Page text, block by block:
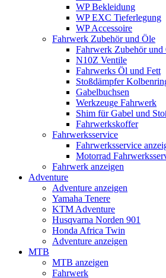
WP Bekleidung
WP EXC Tieferlegung
WP Accessoire
Fahrwerk Zubehör und Öle
Fahrwerk Zubehör und
N10Z Ventile
Fahrwerks Öl und Fett
Stoßdämpfer
Gabelbuchsen
Werkzeuge Fahrwerk
Shim für Gabel und
Fahrwerkskoffer
Fahrwerksservice
Fahrwerksservice
Motorrad
Fahrwerk anzeigen
Adventure
Adventure anzeigen
Yamaha Tenere
KTM Adventure
Husqvarna Norden 901
Honda Africa Twin
Adventure anzeigen
MTB
MTB anzeigen
Fahrwerk